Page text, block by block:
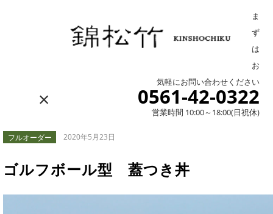
ま
ず
は
お
気軽にお問い合わせください
0561-42-0322
営業時間 10:00～18:00(日祝休)
×
フルオーダー 2020年5月23日
ゴルフボール型 蓋つき丼